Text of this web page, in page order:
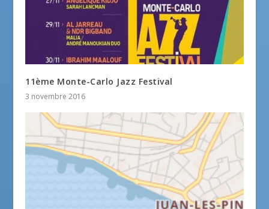
11ème Monte-Carlo Jazz Festival
3 novembre 2016